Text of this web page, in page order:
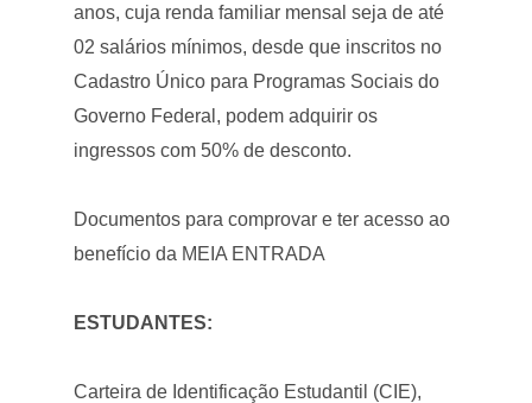
anos, cuja renda familiar mensal seja de até
02 salários mínimos, desde que inscritos no
Cadastro Único para Programas Sociais do
Governo Federal, podem adquirir os
ingressos com 50% de desconto.
Documentos para comprovar e ter acesso ao
benefício da MEIA ENTRADA
ESTUDANTES:
Carteira de Identificação Estudantil (CIE),